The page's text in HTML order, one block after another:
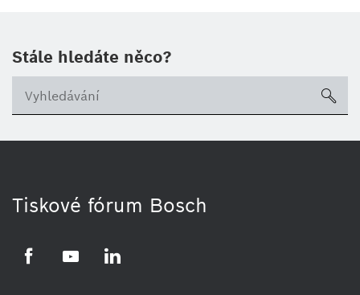
Stále hledáte něco?
Tiskové fórum Bosch